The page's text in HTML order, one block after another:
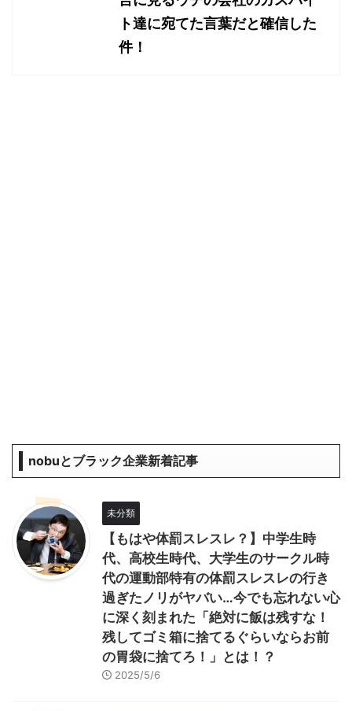
ト達に宛てた言葉だと確信した
件！
nobuとブラック企業新着記事
未分類
【もはや体罰スレスレ？】中学生時
代、高校生時代、大学生のサークル時
代の運動部特有の体罰スレスレの行き
過ぎたノリがヤバい…今でも忘れない心
に深く刻まれた「絶対に飯は残すな！
残してゴミ箱に捨てるぐらいならお前
の胃袋に捨てろ！」とは！？
2025/5/6